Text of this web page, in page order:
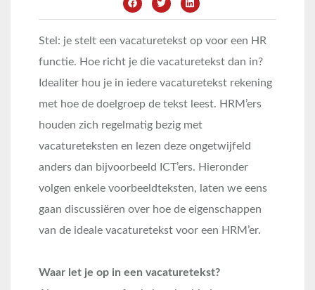
Stel: je stelt een vacaturetekst op voor een HR
functie. Hoe richt je die vacaturetekst dan in?
Idealiter hou je in iedere vacaturetekst rekening
met hoe de doelgroep de tekst leest. HRM’ers
houden zich regelmatig bezig met
vacatureteksten en lezen deze ongetwijfeld
anders dan bijvoorbeeld ICT’ers. Hieronder
volgen enkele voorbeeldteksten, laten we eens
gaan discussiëren over hoe de eigenschappen
van de ideale vacaturetekst voor een HRM’er.
Waar let je op in een vacaturetekst?